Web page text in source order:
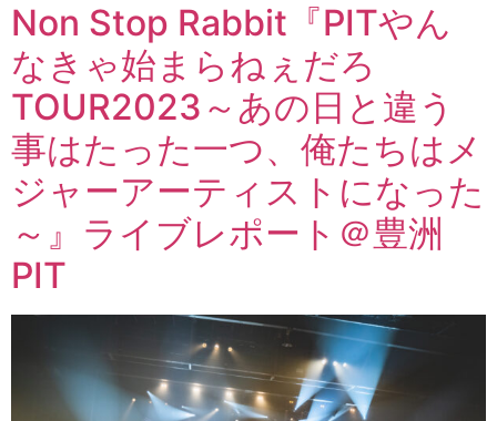
Non Stop Rabbit『PITやん
なきゃ始まらねぇだろ
TOUR2023～あの日と違う
事はたった一つ、俺たちはメ
ジャーアーティストになった
～』ライブレポート＠豊洲
PIT